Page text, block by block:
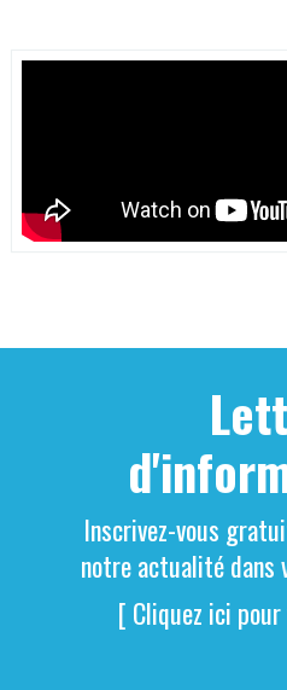
Inscrivez-vous
notre actualité dans
[ Cliquez ici